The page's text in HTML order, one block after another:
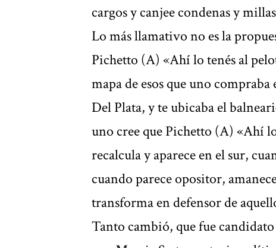
cargos y canjee condenas y
Lo más llamativo no es la
Pichetto (A) «Ahí lo tenés al
mapa de esos que uno
Del Plata, y te ubicaba el
uno cree que Pichetto (A) «Ahí
recalcula y aparece en el sur,
cuando parece opositor,
transforma en defensor de
Tanto cambió, que fue